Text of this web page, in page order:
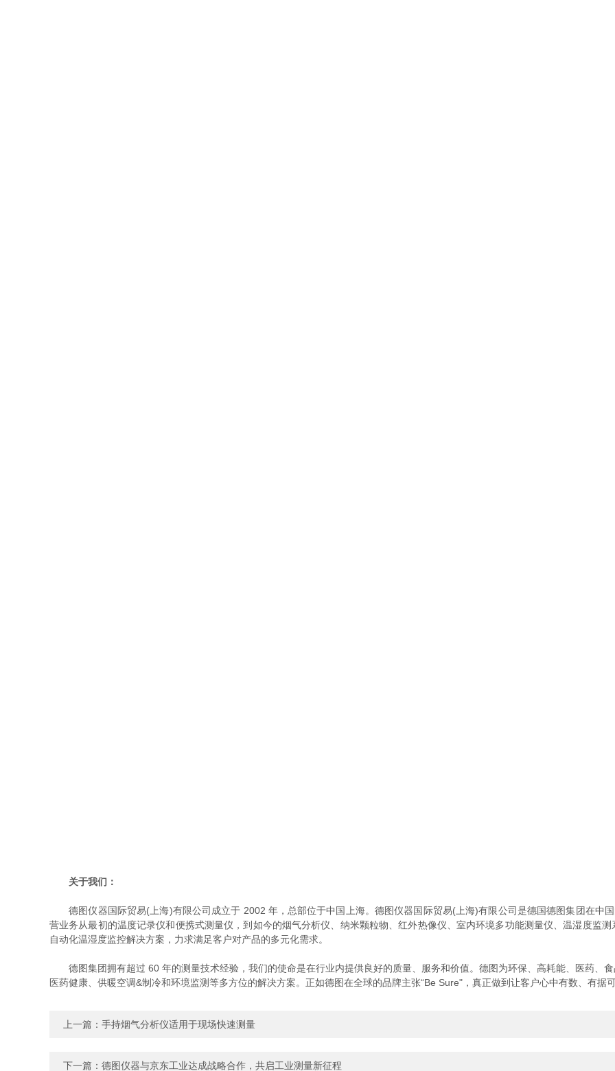
关于我们：
德图仪器国际贸易(上海)有限公司成立于 2002 年，总部位于中国上海。德图仪器国际贸易(上海)有限公司是德国德图集团在中
营业务从最初的温度记录仪和便携式测量仪，到如今的烟气分析仪、纳米颗粒物、红外热像仪、室内环境多功能测量仪、温湿度监
自动化温湿度监控解决方案，力求满足客户对产品的多元化需求。
德图集团拥有超过 60 年的测量技术经验，我们的使命是在行业内提供良好的质量、服务和价值。德图为环保、高耗能、医药、食
医药健康、供暖空调&制冷和环境监测等多方位的解决方案。正如德图在全球的品牌主张“Be Sure"，真正做到让客户心中有数、有据可
上一篇： 手持烟气分析仪适用于现场快速测量
下一篇： 德图仪器与京东工业达成战略合作，共启工业测量新征程